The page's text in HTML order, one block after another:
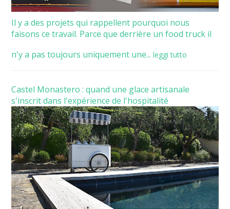
Il y a des projets qui rappellent pourquoi nous
faisons ce travail. Parce que derrière un food truck il
n'y a pas toujours uniquement une... leggi tutto
Castel Monastero : quand une glace artisanale
s'inscrit dans l'expérience de l'hospitalité